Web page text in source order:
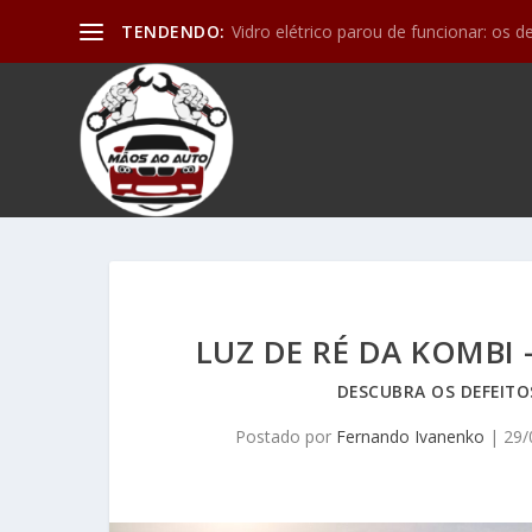
TENDENDO: Vidro elétrico parou de funcionar: os
LUZ DE RÉ DA KOMBI
DESCUBRA OS
Postado por Fernando Ivanenko |